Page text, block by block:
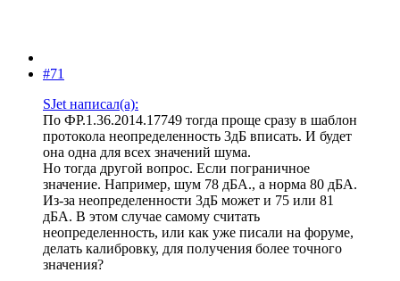
#71
SJet написал(а):
По ФР.1.36.2014.17749 тогда проще сразу в шаблон
протокола неопределенность 3дБ вписать. И будет
она одна для всех значений шума.
Но тогда другой вопрос. Если пограничное
значение. Например, шум 78 дБА., а норма 80 дБА.
Из-за неопределенности 3дБ может и 75 или 81
дБА. В этом случае самому считать
неопределенность, или как уже писали на форуме,
делать калибровку, для получения более точного
значения?